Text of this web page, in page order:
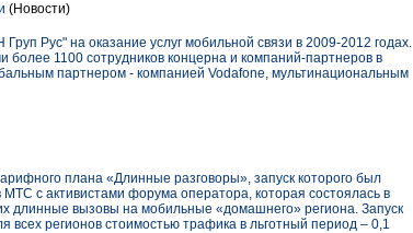
(Новости)
Рус" на оказание услуг мобильной связи в 2009-2012 годах.
1100 сотрудников концерна и компаний-партнеров в
партнером - компанией Vodafone, мультинациональным
плана «Длинные разговоры», запуск которого был
с активистами форума оператора, которая состоялась в
длинные вызовы на мобильные «домашнего» региона. Запуск
регионов стоимостью трафика в льготный период – 0,1